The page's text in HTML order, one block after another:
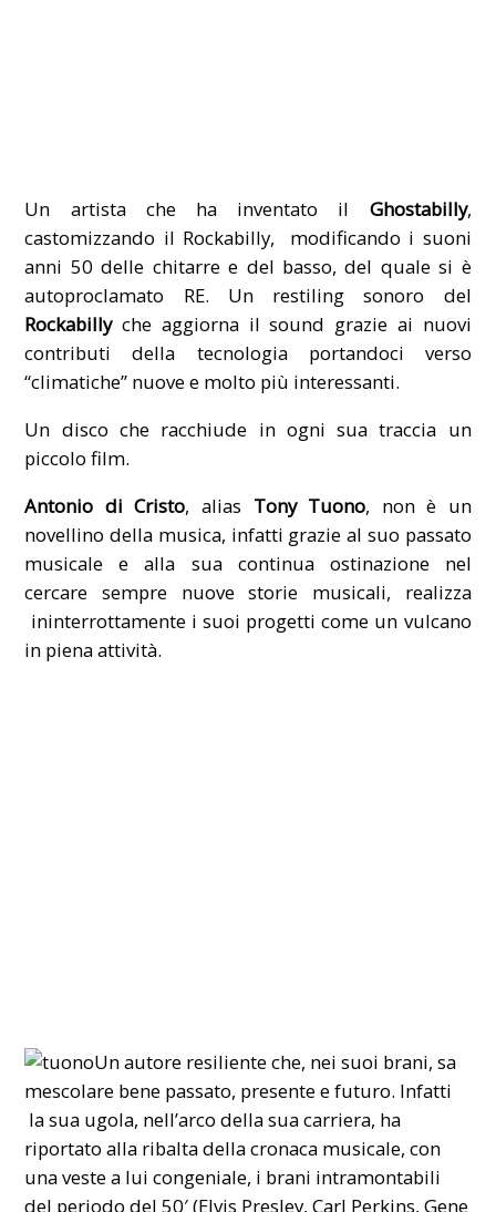
Un artista che ha inventato il Ghostabilly,
castomizzando il Rockabilly, modificando i suoni
anni 50 delle chitarre e del basso, del quale si è
autoproclamato RE. Un restiling sonoro del
Rockabillyche aggiorna il sound grazie ai nuovi
contributi della tecnologia portandoci verso
“climatiche” nuove e molto più interessanti.
Un disco che racchiude in ogni sua traccia un
piccolo film.
Antonio di Cristo, alias Tony Tuono, non è un
novellino della musica, infatti grazie al suo passato
musicale e alla sua continua ostinazione nel
cercare sempre nuove storie musicali, realizza
ininterrottamente i suoi progetti come un vulcano
in piena attività.
Un autore resiliente che, nei suoi brani, sa
mescolare bene passato, presente e futuro. Infatti
la sua ugola, nell’arco della sua carriera, ha
riportato alla ribalta della cronaca musicale, con
una veste a lui congeniale, i brani intramontabili
del periodo del 50′ (Elvis Presley, Carl Perkins, Gene